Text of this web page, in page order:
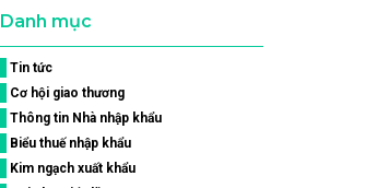
Danh mục
Tin tức
Cơ hội giao thương
Thông tin Nhà nhập khẩu
Biểu thuế nhập khẩu
Kim ngạch xuất khẩu